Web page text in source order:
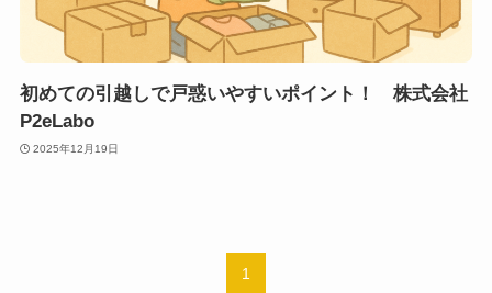
初めての引越しで戸惑いやすいポイント！ 株式会社
P2eLabo
2025年12月19日
1